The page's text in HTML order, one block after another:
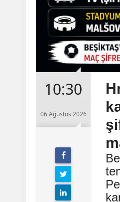
10:30
06 Ağustos 2026